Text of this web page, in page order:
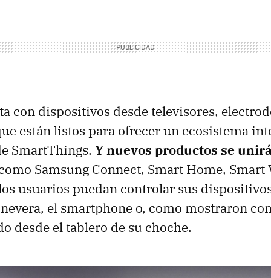
con dispositivos desde televisores,
están listos para ofrecer un ecosistema
SmartThings. Y nuevos productos se
Samsung Connect, Smart Home, Smart
usuarios puedan controlar sus
el smartphone o, como mostraron
desde el tablero de su choche.